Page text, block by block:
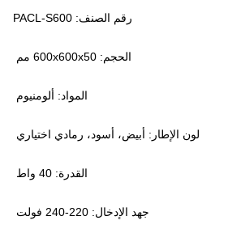
رقم الصنف: PACL-S600
الحجم: 600x600x50 مم
المواد: ألومنيوم
لون الإطار: أبيض، أسود، رمادي اختياري
القدرة: 40 واط
جهد الإدخال: 220-240 فولت